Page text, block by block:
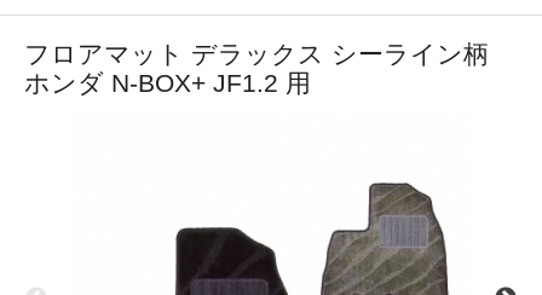
フロアマット デラックス シーライン柄
ホンダ N-BOX+ JF1.2 用